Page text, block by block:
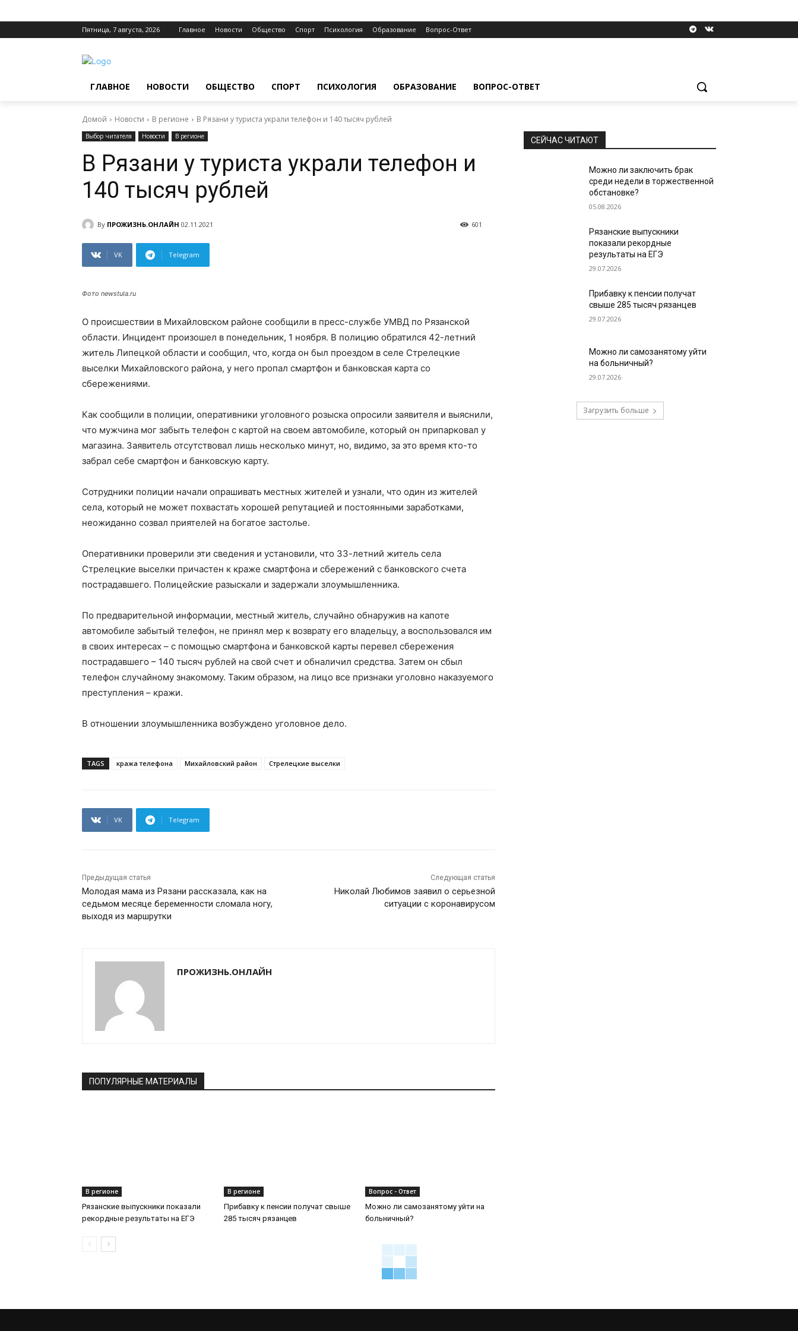
Пятница, 7 августа, 2026 Главное Новости Общество Спорт Психология Образование Вопрос-Ответ
ГЛАВНОЕ НОВОСТИ ОБЩЕСТВО СПОРТ ПСИХОЛОГИЯ ОБРАЗОВАНИЕ ВОПРОС-ОТВЕТ
Домой Новости В регионе В Рязани у туриста украли телефон и 140 тысяч рублей
Выбор читателя Новости В регионе
В Рязани у туриста украли телефон и
140 тысяч рублей
By ПРОЖИЗНЬ.ОНЛАЙН 02.11.2021 601
VK Telegram
Фото newstula.ru
О происшествии в Михайловском районе сообщили в пресс-службе УМВД по Рязанской
области. Инцидент произошел в понедельник, 1 ноября. В полицию обратился 42-летний
житель Липецкой области и сообщил, что, когда он был проездом в селе Стрелецкие
выселки Михайловского района, у него пропал смартфон и банковская карта со
сбережениями.
Как сообщили в полиции, оперативники уголовного розыска опросили заявителя и выяснили,
что мужчина мог забыть телефон с картой на своем автомобиле, который он припарковал у
магазина. Заявитель отсутствовал лишь несколько минут, но, видимо, за это время кто-то
забрал себе смартфон и банковскую карту.
Сотрудники полиции начали опрашивать местных жителей и узнали, что один из жителей
села, который не может похвастать хорошей репутацией и постоянными заработками,
неожиданно созвал приятелей на богатое застолье.
Оперативники проверили эти сведения и установили, что 33-летний житель села
Стрелецкие выселки причастен к краже смартфона и сбережений с банковского счета
пострадавшего. Полицейские разыскали и задержали злоумышленника.
По предварительной информации, местный житель, случайно обнаружив на капоте
автомобиле забытый телефон, не принял мер к возврату его владельцу, а воспользовался им
в своих интересах – с помощью смартфона и банковской карты перевел сбережения
пострадавшего – 140 тысяч рублей на свой счет и обналичил средства. Затем он сбыл
телефон случайному знакомому. Таким образом, на лицо все признаки уголовно наказуемого
преступления – кражи.
В отношении злоумышленника возбуждено уголовное дело.
TAGS кража телефона Михайловский район Стрелецкие выселки
VK Telegram
Предыдущая статья
Молодая мама из Рязани рассказала, как на
седьмом месяце беременности сломала ногу,
выходя из маршрутки
Следующая статья
Николай Любимов заявил о серьезной
ситуации с коронавирусом
ПРОЖИЗНЬ.ОНЛАЙН
ПОПУЛЯРНЫЕ МАТЕРИАЛЫ
В регионе
Рязанские выпускники показали
рекордные результаты на ЕГЭ
В регионе
Прибавку к пенсии получат свыше
285 тысяч рязанцев
Вопрос - Ответ
Можно ли самозанятому уйти на
больничный?
СЕЙЧАС ЧИТАЮТ
Можно ли заключить брак
среди недели в торжественной
обстановке?
05.08.2026
Рязанские выпускники
показали рекордные
результаты на ЕГЭ
29.07.2026
Прибавку к пенсии получат
свыше 285 тысяч рязанцев
29.07.2026
Можно ли самозанятому уйти
на больничный?
29.07.2026
Загрузить больше